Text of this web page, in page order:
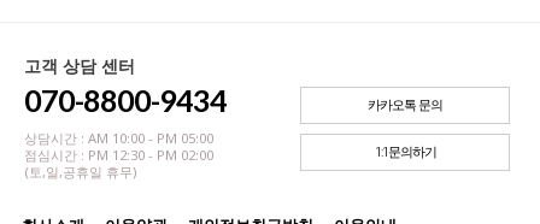
고객 상담 센터
070-8800-9434
상담시간 : AM 10:00 - PM 05:00
점심시간 : PM 12:30 - PM 02:00
(토,일,공휴일 휴무)
카카오톡 문의
1:1문의하기